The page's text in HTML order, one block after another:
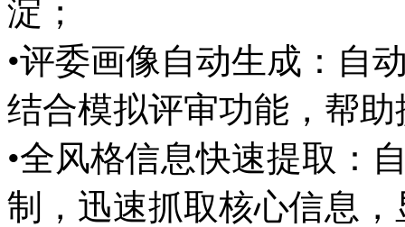
淀；
•评委画像自动生成：自
结合模拟评审功能，帮
•全风格信息快速提取：
制，迅速抓取核心信息